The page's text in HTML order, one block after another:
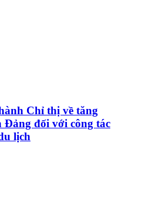
Chỉ thị về tăng
Đảng đối với công tác
lịch